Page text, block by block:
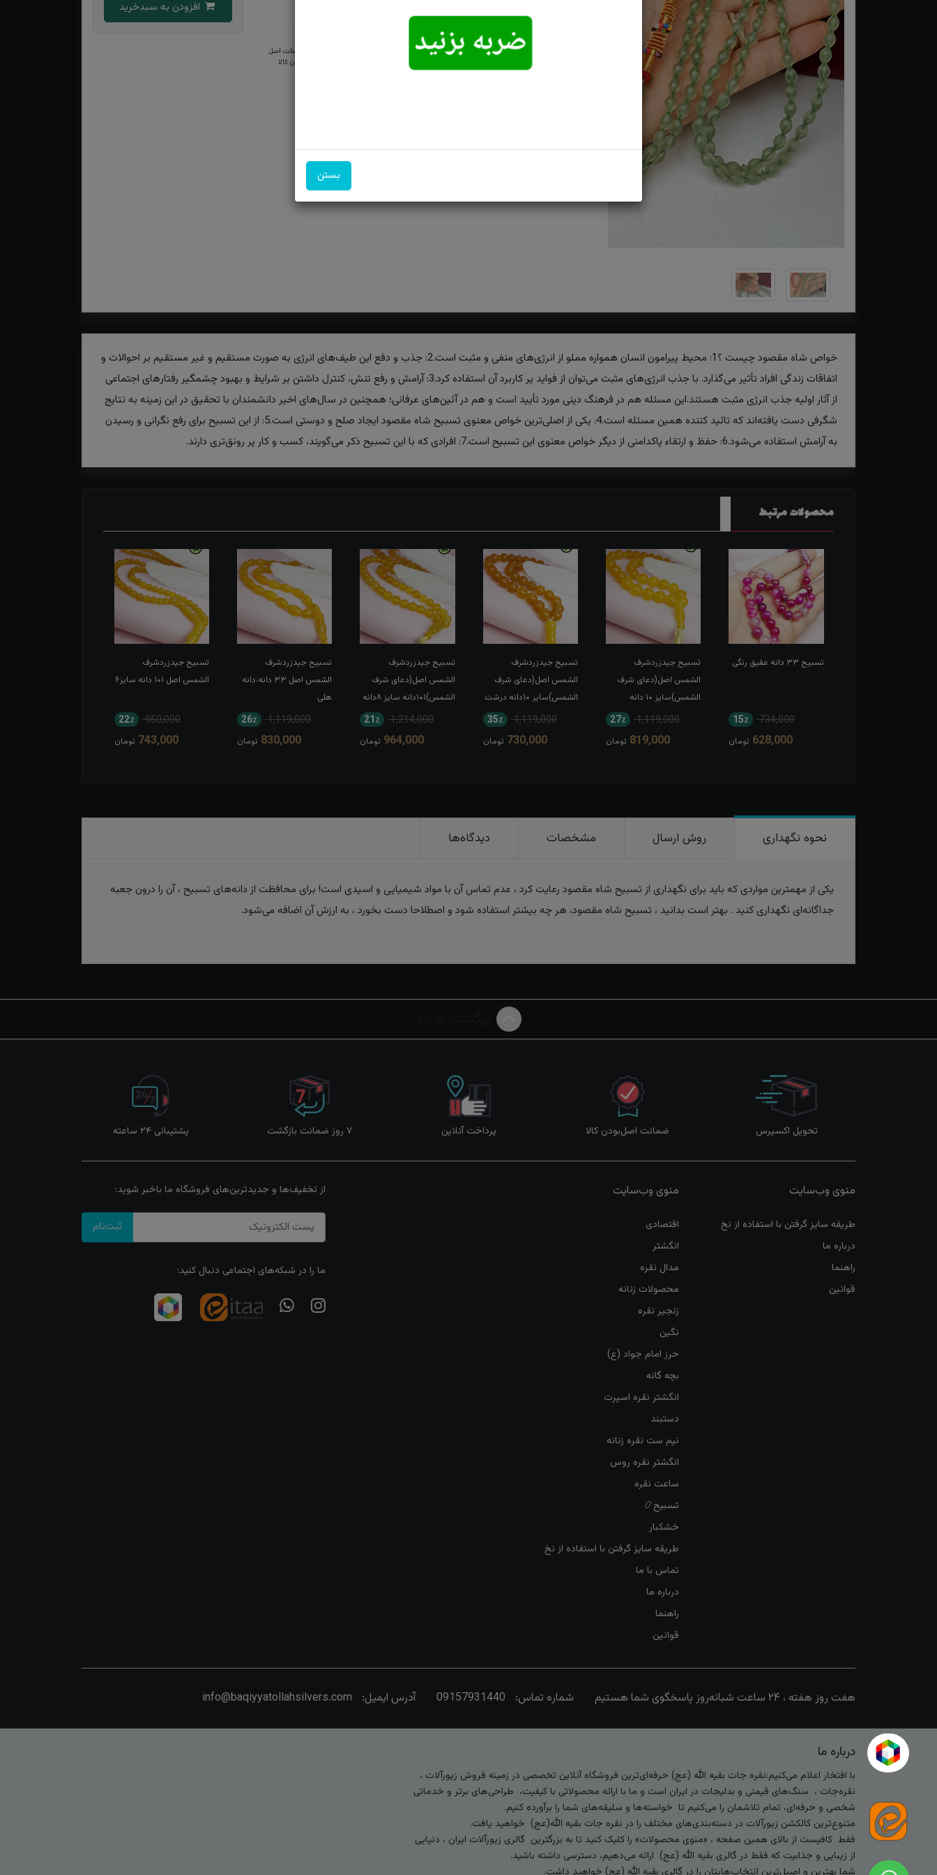
امکان تحویل
اکسپرس
امکان پرداخت
ضمانت اصل
بودن کالا
خواص شاه مقصود چیست ؟1: محیط پیرامون انسان همواره مملو از انرژی‌های منفی و مثبت است.2: جذب و دفع این طیف‌های انرژی به صورت مستقیم و غیر مستقیم بر احوالات و
اتفاقات زندگی افراد تأثیر می‌گذارد. با جذب انرژی‌های مثبت می‌توان از فواید پر کاربرد آن استفاده کرد.3: آرامش و رفع تنش، کنترل داشتن بر شرایط و بهبود چشمگیر رفتار‌های اجتماعی
از آثار اولیه جذب انرژی مثبت هستند.این مسئله هم در فرهنگ دینی مورد تأیید است و هم در آئین‌های عرفانی؛ همچنین در سال‌های اخیر دانشمندان با تحقیق در این زمینه به نتایج
شگرفی دست یافته‌اند که تائید کننده همین مسئله است.4: یکی از اصلی‌ترین خواص معنوی تسبیح شاه مقصود ایجاد صلح و دوستی است.5: از این تسبیح برای رفع نگرانی و رسیدن
به آرامش استفاده می‌شود.6: حفظ و ارتقاء پاکدامنی از دیگر خواص معنوی این تسبیح است.7: افرادی که با این تسبیح ذکر می‌گویند، کسب و کار پر رونق‌تری دارند.
محصولات مرتبط
تسبیح ۳۳ دانه عقیق رنگی
734,000 15٪
628,000 تومان
تسبیح جیدزردشرف
الشمس اصل(دعای شرف
الشمس)سایز ۱۰ دانه
درشت روشن ۳۳دانه
1,119,000 27٪
819,000 تومان
تسبیح جیدزردشرف
الشمس اصل(دعای شرف
الشمس)سایز ۱۰دانه درشت
1,119,000 35٪
730,000 تومان
تسبیح جیدزردشرف
الشمس اصل(دعای شرف
الشمس)۱۰۱دانه سایز ۸دانه
درشت1,214,000 21٪
964,000 تومان
تسبیح جیدزردشرف
الشمس اصل ۳۳ دانه،دانه
هلی
1,119,000 26٪
830,000 تومان
تسبیح جیدزردشرف
الشمس اصل ۱۰۱ دانه سایز۶
950,000 22٪
743,000 تومان
نحوه نگهداری روش ارسال مشخصات دیدگاه‌ها
یکی از مهمترین مواردی که باید برای نگهداری از تسبیح شاه مقصود رعایت کرد ، عدم تماس آن با مواد شیمیایی و اسیدی است! برای محافظت از دانه‌های تسبیح ، آن را درون جعبه
جداگانه‌ای نگهداری کنید . بهتر است بدانید ، تسبیح شاه مقصود، هر چه بیشتر استفاده شود و اصطلاحا دست بخورد ، به ارزش آن اضافه می‌شود.
بستن
تحویل اکسپرس ضمانت اصل‌بودن کالا پرداخت آنلاین ۷ روز ضمانت بازگشت پشتیبانی ۲۴ ساعته
منوی وب‌سایت
طریقه سایز گرفتن با استفاده از نخ
درباره ما
راهنما
قوانین
منوی وب‌سایت
اقتصادی
انگشتر
مدال نقره
محصولات زنانه
زنجیر نقره
نگین
حرز امام جواد (ع)
بچه گانه
انگشتر نقره اسپرت
دستبند
نیم ست نقره زنانه
انگشتر نقره روس
ساعت نقره
تسبیح📿
خشکبار
طریقه سایز گرفتن با استفاده از نخ
تماس با ما
درباره ما
راهنما
قوانین
از تخفیف‌ها و جدیدترین‌های فروشگاه ما باخبر شوید:
ثبت‌نام
ما را در شبکه‌های اجتماعی دنبال کنید:
هفت روز هفته ، ۲۴ ساعت شبانه‌روز پاسخگوی شما هستیم شماره تماس: 09157931440 آدرس ایمیل: info@baqiyyatollahsilvers.com
درباره ما
با افتخار اعلام می‌کنیم:نقره جات بقیه الله (عج) حرفه‌ای‌ترین فروشگاه آنلاین تخصصی در زمینه فروش زیورآلات ،
نقره‌جات ، سنگ‌های قیمتی و بدلیجات در ایران است و ما با ارائه محصولاتی با کیفیت، طراحی‌های برتر و خدماتی
شخصی و حرفه‌ای، تمام تلاشمان را می‌کنیم تا خواسته‌ها و سلیقه‌های شما را برآورده کنیم.
متنوع‌ترین کالکشن زیورآلات در دسته‌بندی‌های مختلف را در نقره جات بقیه الله(عج) خواهید یافت.
فقط کافیست از بالای همین صفحه ، «منوی محصولات» را کلیک کنید تا به بزرگترین گالری زیورآلات ایران ، دنیایی
از زیبایی و جذابیت که فقط در گالری بقیه الله (عج) ارائه می‌دهیم، دسترسی داشته باشید.